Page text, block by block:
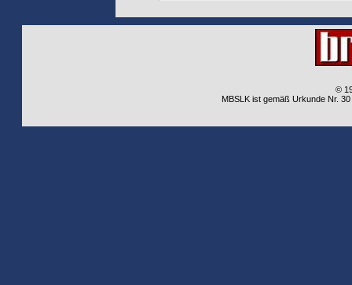
©
MBSLK ist gemäß Urkunde Nr.